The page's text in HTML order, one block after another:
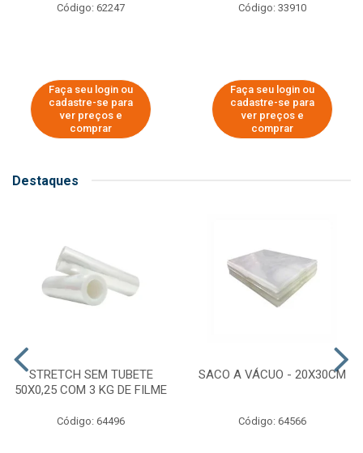
Código: 62247
Faça seu login ou
cadastre-se para
ver preços e
comprar
Código: 33910
Faça seu login ou
cadastre-se para
ver preços e
comprar
Destaques
STRETCH SEM TUBETE
50X0,25 COM 3 KG DE FILME
Código: 64496
SACO A VÁCUO - 20X30CM
Código: 64566